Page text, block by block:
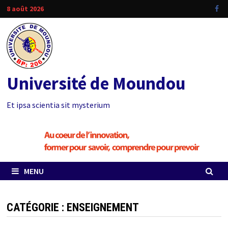
Passer
au
contenu
8 août 2026
Université de Moundou
Et ipsa scientia sit mysterium
MENU
CATÉGORIE : ENSEIGNEMENT